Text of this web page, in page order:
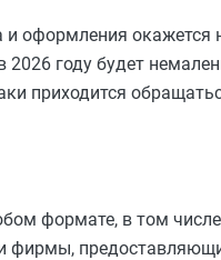
оформления
году будет
приходится
формате, в том